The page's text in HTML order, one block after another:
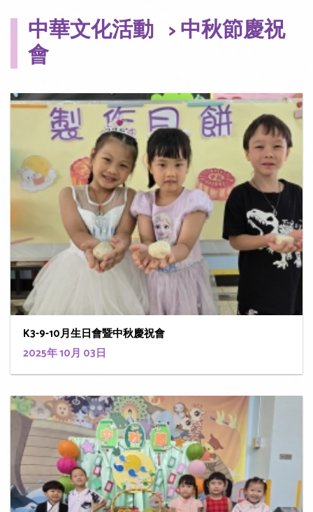
中華文化活動 > 中秋節慶祝
會
K3-9-10月生日會暨中秋慶祝會
2025年 10月 03日